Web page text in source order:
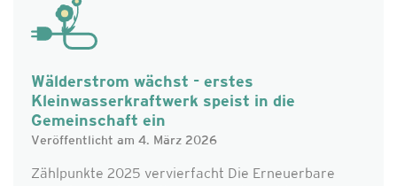
Wälderstrom wächst - erstes
Kleinwasserkraftwerk speist in die
Gemeinschaft ein
Veröffentlicht am 4. März 2026
Zählpunkte 2025 vervierfacht Die Erneuerbare